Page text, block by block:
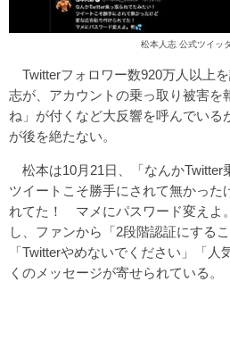
松本人志 公式ツイッ
Twitterフォロワー数920万人以上
志が、アカウントの乗っ取り被害を
ね」が付くなど大反響を呼んでいる
が後を絶たない。
松本は10月21日、「なんか
ツイートこそ勝手にされて無かっ
れてた！ マメにパスワード変えよ
し、ファンから「2段階認証にする
「Twitterやめないでください」「
くのメッセージが寄せられている。